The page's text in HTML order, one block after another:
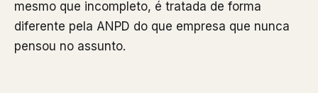
mesmo que incompleto, é tratada de forma
diferente pela ANPD do que empresa que nunca
pensou no assunto.